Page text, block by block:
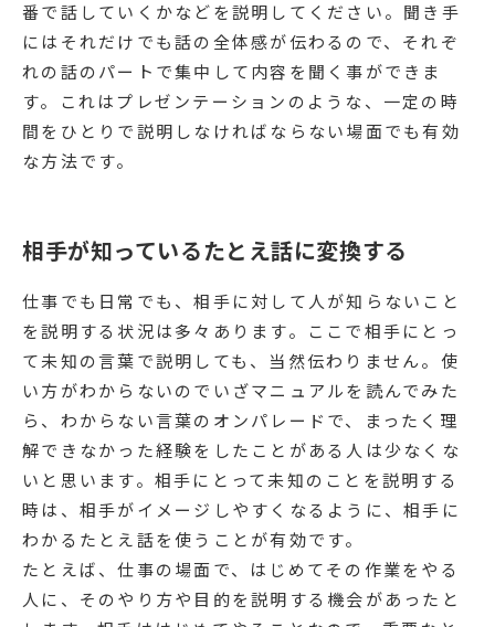
番で話していくかなどを説明してください。聞き手
にはそれだけでも話の全体感が伝わるので、それぞ
れの話のパートで集中して内容を聞く事ができま
す。これはプレゼンテーションのような、一定の時
間をひとりで説明しなければならない場面でも有効
な方法です。
相手が知っているたとえ話に変換する
仕事でも日常でも、相手に対して人が知らないこと
を説明する状況は多々あります。ここで相手にとっ
て未知の言葉で説明しても、当然伝わりません。使
い方がわからないのでいざマニュアルを読んでみた
ら、わからない言葉のオンパレードで、まったく理
解できなかった経験をしたことがある人は少なくな
いと思います。相手にとって未知のことを説明する
時は、相手がイメージしやすくなるように、相手に
わかるたとえ話を使うことが有効です。
たとえば、仕事の場面で、はじめてその作業をやる
人に、そのやり方や目的を説明する機会があったと